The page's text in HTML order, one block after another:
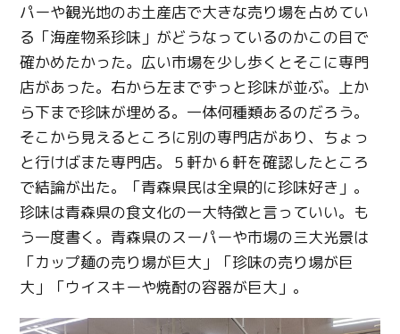
パーや観光地のお土産店で大きな売り場を占めてい
る「海産物系珍味」がどうなっているのかこの目で
確かめたかった。広い市場を少し歩くとそこに専門
店があった。右から左までずっと珍味が並ぶ。上か
ら下まで珍味が埋める。一体何種類あるのだろう。
そこから見えるところに別の専門店があり、ちょっ
と行けばまた専門店。５軒か６軒を確認したところ
で結論が出た。「青森県民は全県的に珍味好き」。
珍味は青森県の食文化の一大特徴と言っていい。も
う一度書く。青森県のスーパーや市場の三大光景は
「カップ麺の売り場が巨大」「珍味の売り場が巨
大」「ウイスキーや焼酎の容器が巨大」。